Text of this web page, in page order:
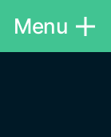
Menu